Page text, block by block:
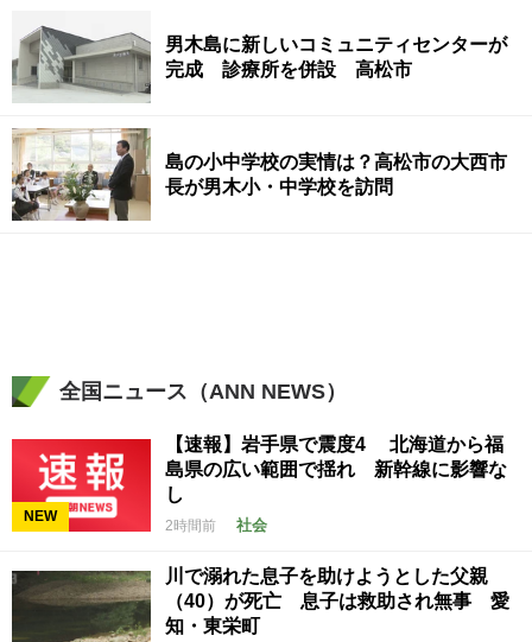
男木島に新しいコミュニティセンターが
完成 診療所を併設 高松市
島の小中学校の実情は？高松市の大西市
長が男木小・中学校を訪問
全国ニュース（ANN NEWS）
NEW
【速報】岩手県で震度4 北海道から福
島県の広い範囲で揺れ 新幹線に影響な
し
2時間前 社会
川で溺れた息子を助けようとした父親
（40）が死亡 息子は救助され無事 愛
知・東栄町